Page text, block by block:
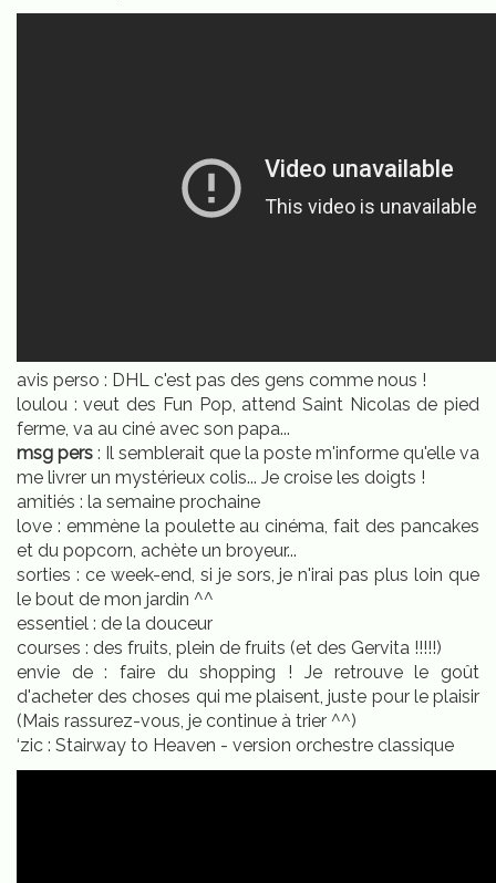
avis perso : DHL c'est pas des gens comme nous !
loulou : veut des Fun Pop, attend Saint Nicolas de pied
ferme, va au ciné avec son papa...
msg pers : Il semblerait que la poste m'informe qu'elle va
me livrer un mystérieux colis... Je croise les doigts !
amitiés : la semaine prochaine
love : emmène la poulette au cinéma, fait des pancakes
et du popcorn, achète un broyeur...
sorties : ce week-end, si je sors, je n'irai pas plus loin que
le bout de mon jardin ^^
essentiel : de la douceur
courses : des fruits, plein de fruits (et des Gervita !!!!!)
envie de : faire du shopping ! Je retrouve le goût
d'acheter des choses qui me plaisent, juste pour le plaisir
(Mais rassurez-vous, je continue à trier ^^)
‘zic : Stairway to Heaven - version orchestre classique